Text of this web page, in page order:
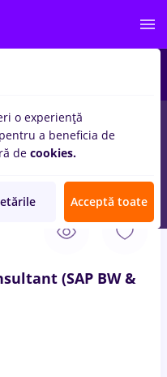
Fără experiență
(SAP BW &
o experiență
a beneficia de
de cookies.
Acceptă toate